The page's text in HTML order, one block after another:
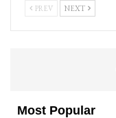
PREV NEXT
Most Popular